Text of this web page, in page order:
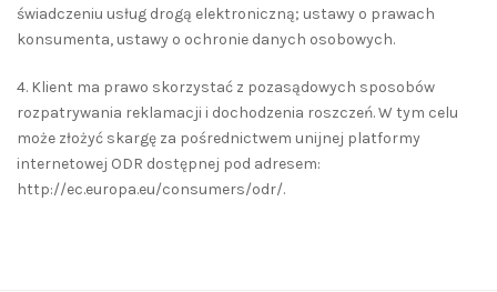
świadczeniu usług drogą elektroniczną; ustawy o prawach
konsumenta, ustawy o ochronie danych osobowych.
4. Klient ma prawo skorzystać z pozasądowych sposobów
rozpatrywania reklamacji i dochodzenia roszczeń. W tym celu
może złożyć skargę za pośrednictwem unijnej platformy
internetowej ODR dostępnej pod adresem:
http://ec.europa.eu/consumers/odr/.